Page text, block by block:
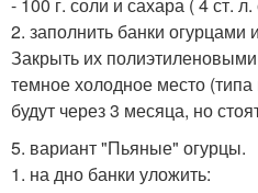
2. заполнить банки огурцами
Закрыть их
темное холодное место
будут через 3 месяца, но
5. вариант "Пьяные" огурцы.
1. на дно банки уложить: